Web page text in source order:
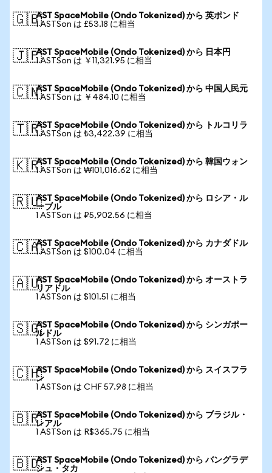
🇬🇧AST SpaceMobile (Ondo Tokenized) から 英ポンド
1 ASTSon は £53.18 に相当
🇯🇵AST SpaceMobile (Ondo Tokenized) から 日本円
1 ASTSon は ￥11,321.95 に相当
🇨🇳AST SpaceMobile (Ondo Tokenized) から 中国人民元
1 ASTSon は ￥484.10 に相当
🇹🇷AST SpaceMobile (Ondo Tokenized) から トルコリラ
1 ASTSon は ₺3,422.39 に相当
🇰🇷AST SpaceMobile (Ondo Tokenized) から 韓国ウォン
1 ASTSon は ₩101,016.62 に相当
🇷🇺AST SpaceMobile (Ondo Tokenized) から ロシア・ル
ーブル
1 ASTSon は ₽5,902.56 に相当
🇨🇦AST SpaceMobile (Ondo Tokenized) から カナダドル
1 ASTSon は $100.04 に相当
🇦🇺AST SpaceMobile (Ondo Tokenized) から オーストラ
リアドル
1 ASTSon は $101.51 に相当
🇸🇬AST SpaceMobile (Ondo Tokenized) から シンガポー
ルドル
1 ASTSon は $91.72 に相当
🇨🇭AST SpaceMobile (Ondo Tokenized) から スイスフラ
ン
1 ASTSon は CHF 57.98 に相当
🇧🇷AST SpaceMobile (Ondo Tokenized) から ブラジル・
レアル
1 ASTSon は R$365.75 に相当
🇧🇩AST SpaceMobile (Ondo Tokenized) から バングラデ
シュ・タカ